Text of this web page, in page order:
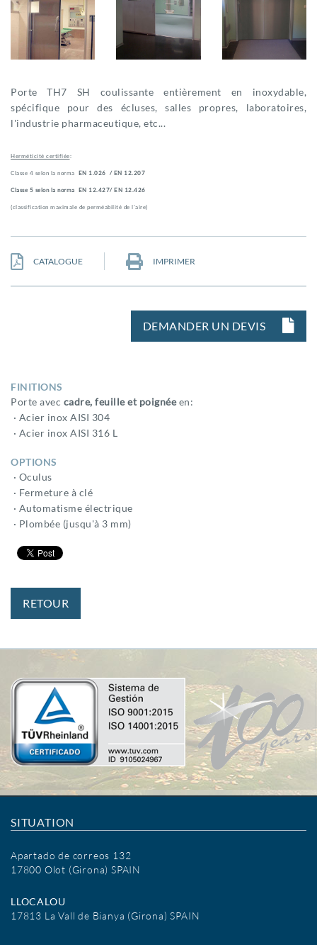
Porte TH7 SH coulissante entièrement en inoxydable,
spécifique pour des écluses, salles propres, laboratoires,
l'industrie pharmaceutique, etc...
Herméticité certifiée:
Classe 4 selon la norma EN 1.026 / EN 12.207
Classe 5 selon la norma EN 12.427/ EN 12.426
(classification maximale de perméabilité de l'aire)
CATALOGUE IMPRIMER
DEMANDER UN DEVIS
FINITIONS
Porte avec cadre, feuille et poignée en:
· Acier inox AISI 304
· Acier inox AISI 316 L
OPTIONS
· Oculus
· Fermeture à clé
· Automatisme électrique
· Plombée (jusqu'à 3 mm)
RETOUR
SITUATION
Apartado de correos 132
17800 Olot (Girona) SPAIN
LLOCALOU
17813 La Vall de Bianya (Girona) SPAIN